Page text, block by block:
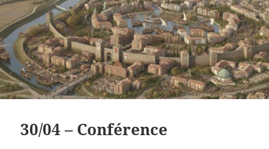
30/04 – Conférence